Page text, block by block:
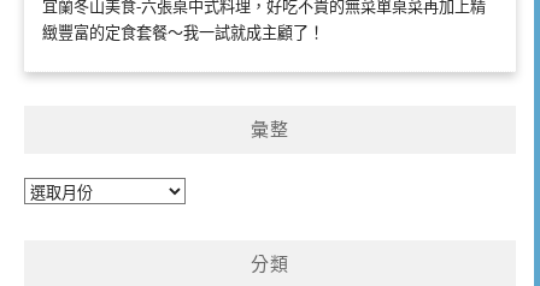
宜蘭冬山美食-六張桌中式料理，好吃不貴的無菜單桌菜再加上精
緻豐富的定食套餐～我一試就成主顧了！
彙整
彙
分類